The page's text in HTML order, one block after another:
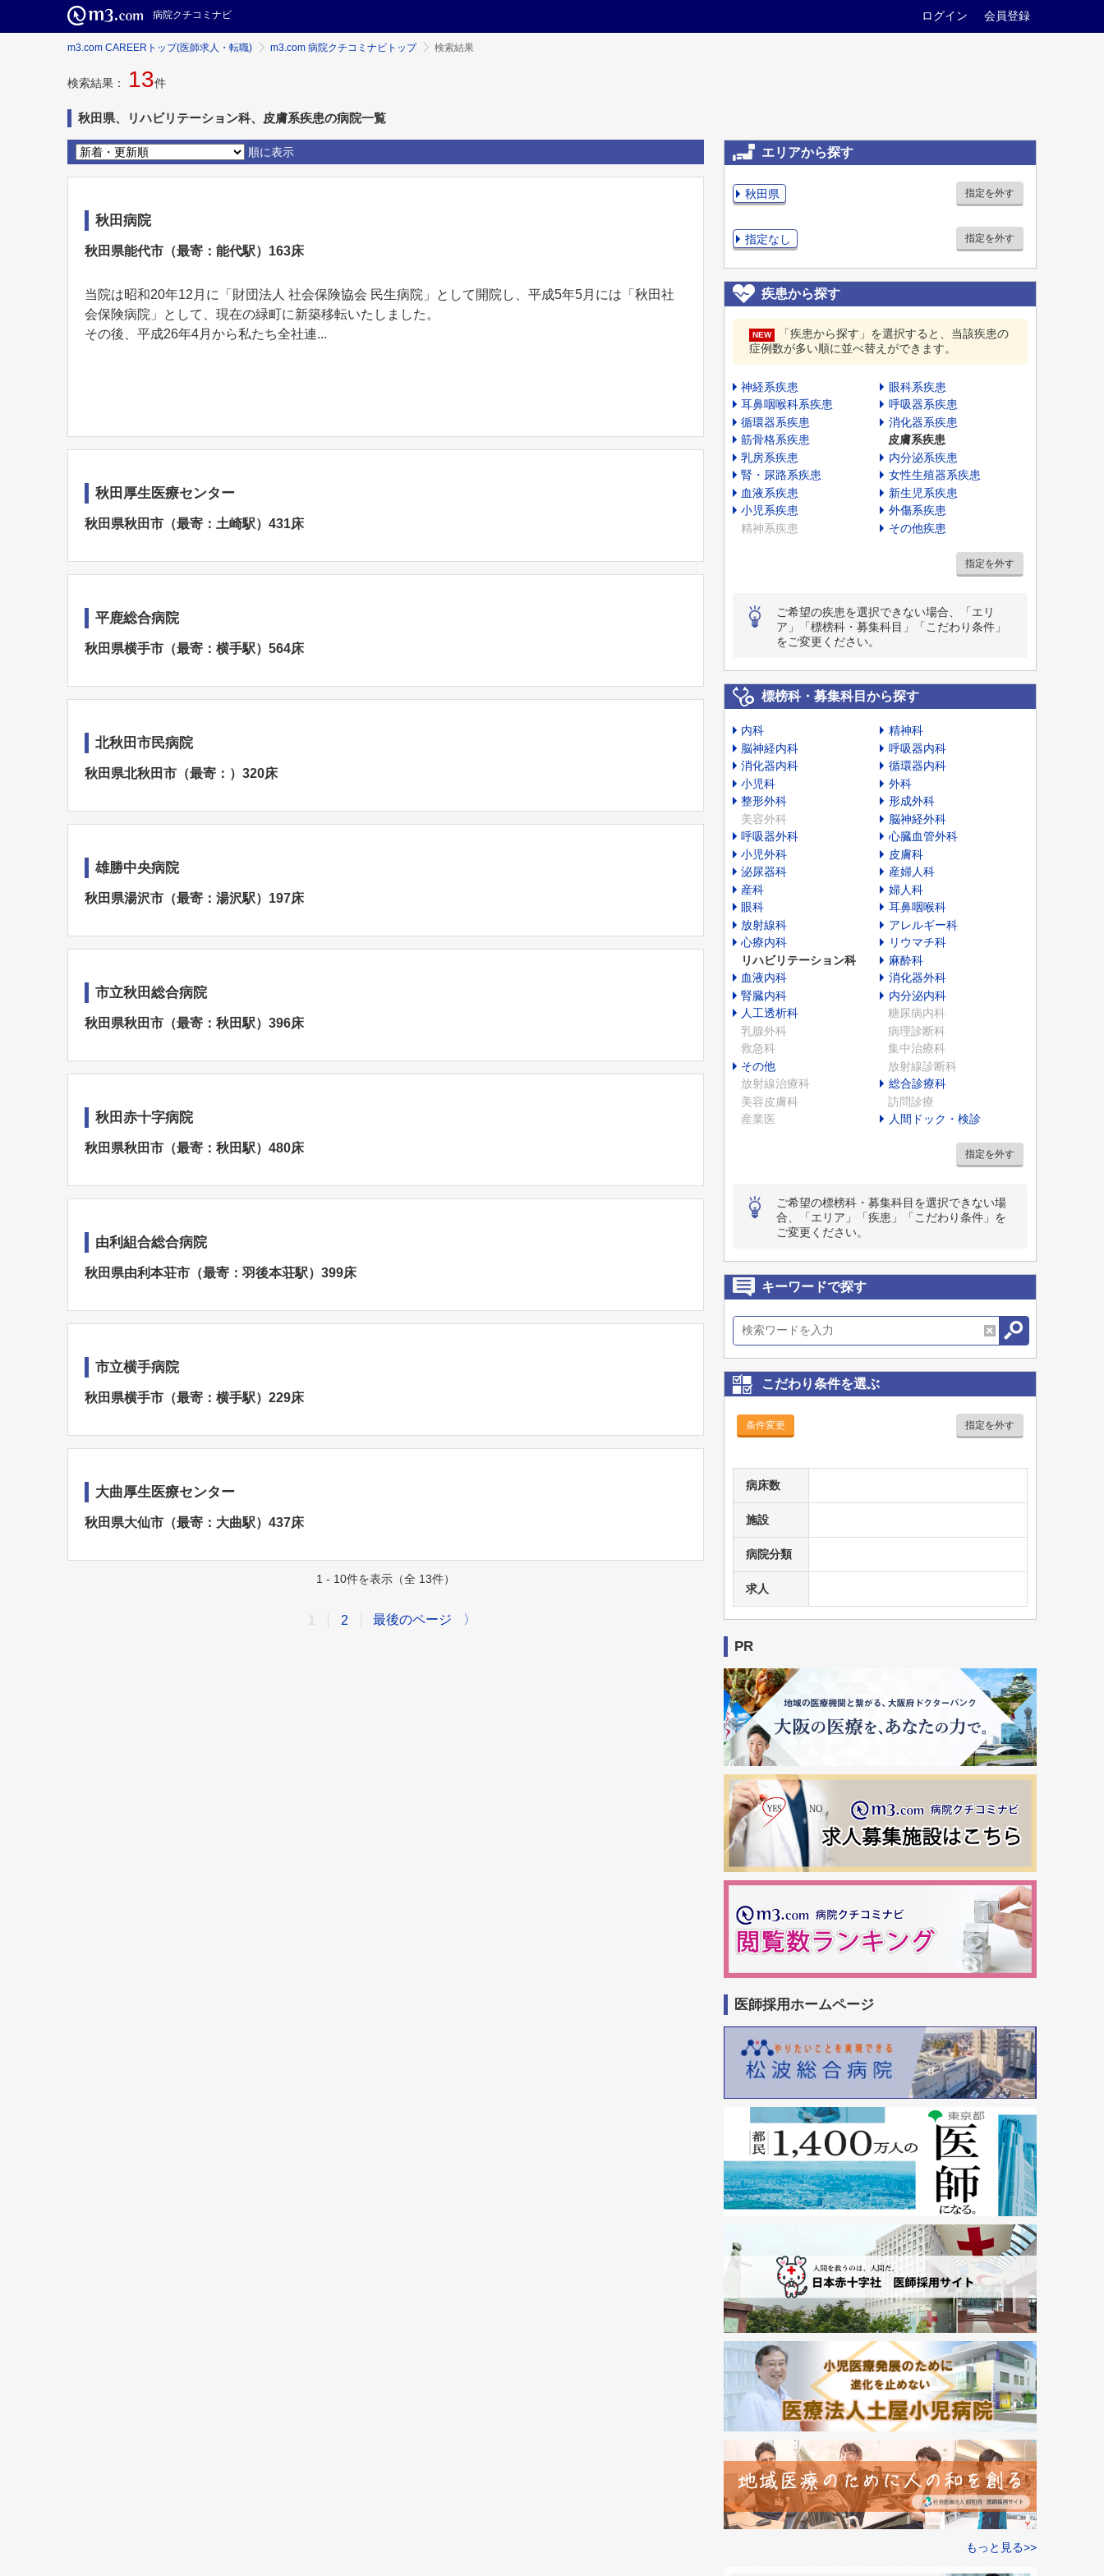
病院クチコミナビ ログイン 会員登録
m3.com CAREERトップ(医師求人・転職) m3.com 病院クチコミナビトップ 検索結果
検索結果： 13件
秋田県、リハビリテーション科、皮膚系疾患の病院一覧
順に表示
秋田病院
秋田県能代市（最寄：能代駅）163床
当院は昭和20年12月に「財団法人 社会保険協会 民生病院」として開院し、平成5年5月には「秋田社
会保険病院」として、現在の緑町に新築移転いたしました。
その後、平成26年4月から私たち全社連...
秋田厚生医療センター
秋田県秋田市（最寄：土崎駅）431床
平鹿総合病院
秋田県横手市（最寄：横手駅）564床
北秋田市民病院
秋田県北秋田市（最寄：）320床
雄勝中央病院
秋田県湯沢市（最寄：湯沢駅）197床
市立秋田総合病院
秋田県秋田市（最寄：秋田駅）396床
秋田赤十字病院
秋田県秋田市（最寄：秋田駅）480床
由利組合総合病院
秋田県由利本荘市（最寄：羽後本荘駅）399床
市立横手病院
秋田県横手市（最寄：横手駅）229床
大曲厚生医療センター
秋田県大仙市（最寄：大曲駅）437床
1 - 10件を表示（全 13件）
2 最後のページ 〉
エリアから探す
秋田県 指定を外す
指定なし 指定を外す
疾患から探す
NEW
「疾患から探す」を選択すると、当該疾患の
症例数が多い順に並べ替えができます。
神経系疾患
眼科系疾患
耳鼻咽喉科系疾患
呼吸器系疾患
循環器系疾患
消化器系疾患
筋骨格系疾患
皮膚系疾患
乳房系疾患
内分泌系疾患
腎・尿路系疾患
女性生殖器系疾患
血液系疾患
新生児系疾患
小児系疾患
外傷系疾患
精神系疾患
その他疾患
指定を外す
ご希望の疾患を選択できない場合、「エリ
ア」「標榜科・募集科目」「こだわり条件」
をご変更ください。
標榜科・募集科目から探す
内科
精神科
脳神経内科
呼吸器内科
消化器内科
循環器内科
小児科
外科
整形外科
形成外科
美容外科
脳神経外科
呼吸器外科
心臓血管外科
小児外科
皮膚科
泌尿器科
産婦人科
産科
婦人科
眼科
耳鼻咽喉科
放射線科
アレルギー科
心療内科
リウマチ科
リハビリテーション科
麻酔科
血液内科
消化器外科
腎臓内科
内分泌内科
人工透析科
糖尿病内科
乳腺外科
病理診断科
救急科
集中治療科
その他
放射線診断科
放射線治療科
総合診療科
美容皮膚科
訪問診療
産業医
人間ドック・検診
指定を外す
ご希望の標榜科・募集科目を選択できない場
合、「エリア」「疾患」「こだわり条件」を
ご変更ください。
キーワードで探す
こだわり条件を選ぶ
条件変更 指定を外す
病床数
施設
病院分類
求人
PR
医師採用ホームページ
もっと見る>>